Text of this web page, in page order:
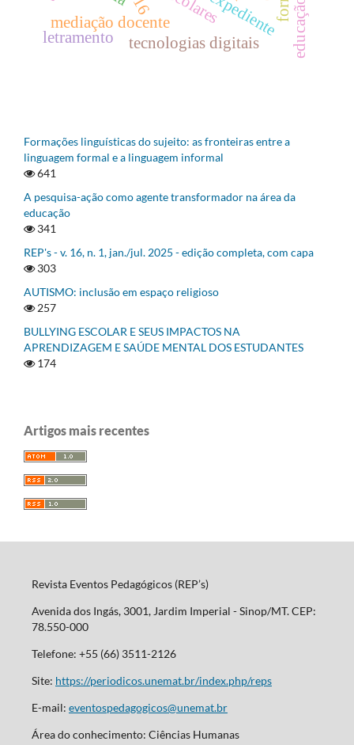
expediente
mediação docente
tecnologias digitais
letramento
Formações linguísticas do sujeito: as fronteiras entre a
linguagem formal e a linguagem informal
641
A pesquisa-ação como agente transformador na área da
educação
341
REP's - v. 16, n. 1, jan./jul. 2025 - edição completa, com capa
303
AUTISMO: inclusão em espaço religioso
257
BULLYING ESCOLAR E SEUS IMPACTOS NA
APRENDIZAGEM E SAÚDE MENTAL DOS ESTUDANTES
174
Artigos mais recentes
Revista Eventos Pedagógicos (REP’s)
Avenida dos Ingás, 3001, Jardim Imperial - Sinop/MT. CEP:
78.550-000
Telefone: +55 (66) 3511-2126
Site: https://periodicos.unemat.br/index.php/reps
E-mail: eventospedagogicos@unemat.br
Área do conhecimento: Ciências Humanas